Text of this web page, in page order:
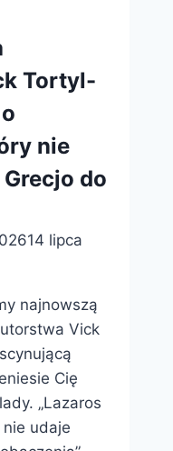
Tortyl-
nie
Grecjo do
14 lipca
najnowszą
Vick
Cię
„Lazaros
nie udaje